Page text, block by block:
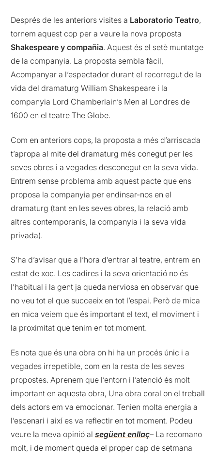
Després de les anteriors visites a Laboratorio Teatro,
tornem aquest cop per a veure la nova proposta
Shakespeare y compañia. Aquest és el setè muntatge
de la companyia. La proposta sembla fàcil,
Acompanyar a l’espectador durant el recorregut de la
vida del dramaturg William Shakespeare i la
companyia Lord Chamberlain’s Men al Londres de
1600 en el teatre The Globe.
Com en anteriors cops, la proposta a més d’arriscada
t’apropa al mite del dramaturg més conegut per les
seves obres i a vegades desconegut en la seva vida.
Entrem sense problema amb aquest pacte que ens
proposa la companyia per endinsar-nos en el
dramaturg (tant en les seves obres, la relació amb
altres contemporanis, la companyia i la seva vida
privada).
S’ha d’avisar que a l’hora d’entrar al teatre, entrem en
estat de xoc. Les cadires i la seva orientació no és
l’habitual i la gent ja queda nerviosa en observar que
no veu tot el que succeeix en tot l’espai. Però de mica
en mica veiem que és important el text, el moviment i
la proximitat que tenim en tot moment.
Es nota que és una obra on hi ha un procés únic i a
vegades irrepetible, com en la resta de les seves
propostes. Aprenem que l’entorn i l’atenció és molt
important en aquesta obra, Una obra coral on el treball
dels actors em va emocionar. Tenien molta energia a
l’escenari i així es va reflectir en tot moment. Podeu
veure la meva opinió alsegüent enllaç– La recomano
molt, i de moment queda el proper cap de setmana